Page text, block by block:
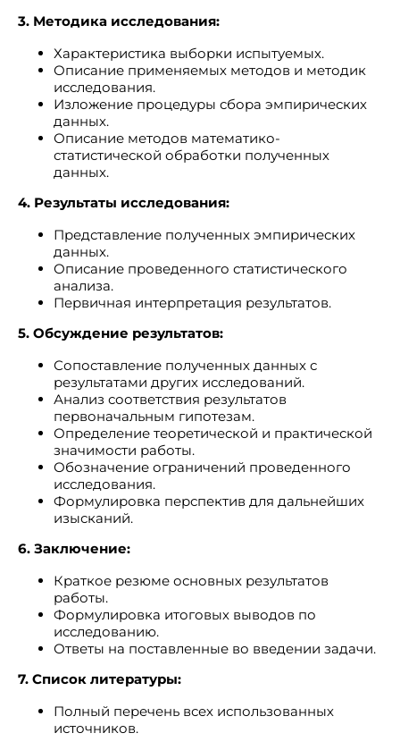
3. Методика исследования:
Характеристика выборки испытуемых.
Описание применяемых методов и методик
исследования.
Изложение процедуры сбора эмпирических
данных.
Описание методов математико-
статистической обработки полученных
данных.
4. Результаты исследования:
Представление полученных эмпирических
данных.
Описание проведенного статистического
анализа.
Первичная интерпретация результатов.
5. Обсуждение результатов:
Сопоставление полученных данных с
результатами других исследований.
Анализ соответствия результатов
первоначальным гипотезам.
Определение теоретической и практической
значимости работы.
Обозначение ограничений проведенного
исследования.
Формулировка перспектив для дальнейших
изысканий.
6. Заключение:
Краткое резюме основных результатов
работы.
Формулировка итоговых выводов по
исследованию.
Ответы на поставленные во введении задачи.
7. Список литературы:
Полный перечень всех использованных
источников.